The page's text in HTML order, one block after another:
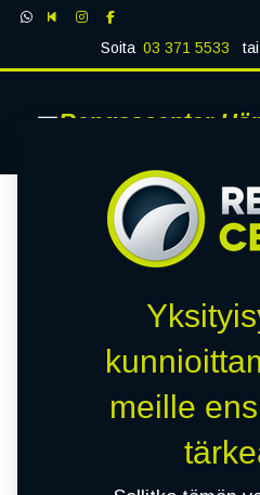
Soita 03 371 5533 tai
Rengascenter
meille